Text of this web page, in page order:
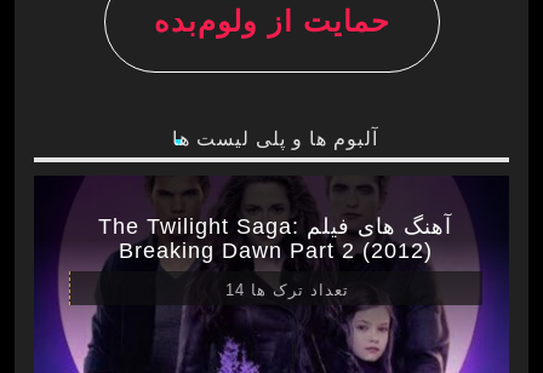
حمایت از ولوم‌بده
آلبوم ها و پلی لیست ها
آهنگ های فیلم The Twilight Saga:
Breaking Dawn Part 2 (2012)
تعداد ترک ها 14